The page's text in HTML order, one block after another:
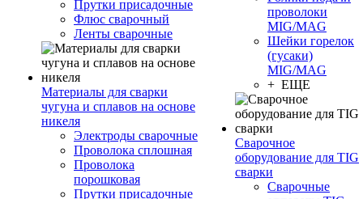
Прутки присадочные
Флюс сварочный
Ленты сварочные
Материалы для сварки
чугуна и сплавов на основе
никеля
Электроды сварочные
Проволока сплошная
Проволока
порошковая
Прутки присадочные
проволоки
MIG/MAG
Шейки горелок
(гусаки)
MIG/MAG
+ ЕЩЕ
Сварочное
оборудование для TIG
сварки
Сварочные